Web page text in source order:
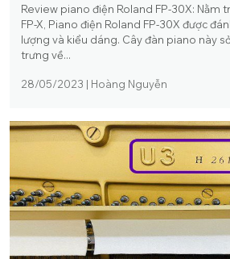
Review piano điện Roland FP-30X: Nằm
FP-X, Piano điện Roland FP-30X được
lượng và kiểu dáng. Cây đàn piano này
trưng về...
28/05/2023 | Hoàng Nguyễn